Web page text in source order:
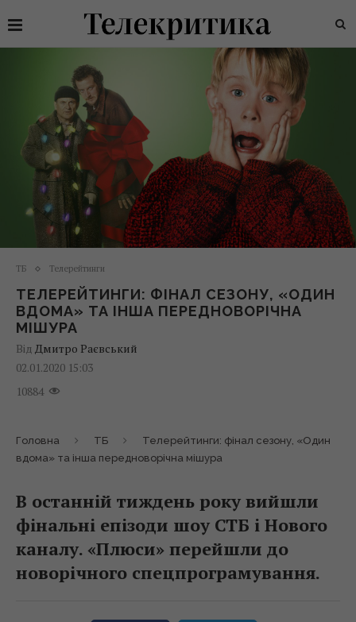
ТБ Телерейтинги
ТЕЛЕРЕЙТИНГИ: ФІНАЛ СЕЗОНУ, «ОДИН
ВДОМА» ТА ІНША ПЕРЕДНОВОРІЧНА
МІШУРА
Від Дмитро Раєвський
02.01.2020 15:03
10884
Головна ТБ
Телерейтинги: фінал сезону, «Один
вдома» та інша передноворічна мішура
В останній тиждень року вийшли
фінальні епізоди шоу СТБ і Нового
каналу. «Плюси» перейшли до
новорічного спецпрограмування.